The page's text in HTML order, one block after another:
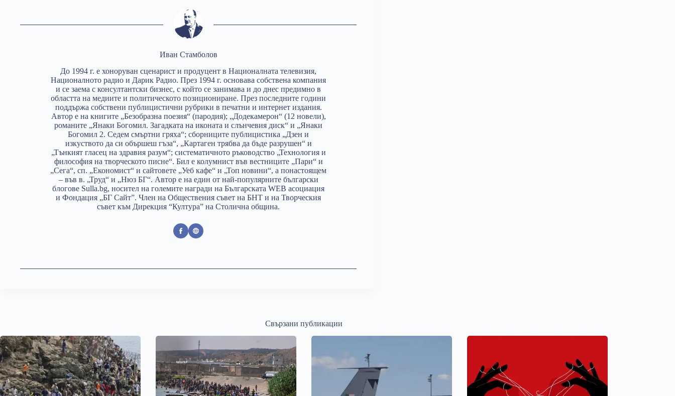
Иван Стамболов
До 1994 г. е хоноруван сценарист и продуцент в Националната телевизия,
Националното радио и Дарик Радио. През 1994 г. основава собствена компания
и се заема с консултантски бизнес, с който се занимава и до днес предимно в
областта на медиите и политическото позициониране. През последните години
поддържа собствени публицистични рубрики в печатни и интернет издания.
Автор е на книгите „Безобразна поезия“ (пародия); „Додекамерон“ (12 новели),
романите „Янаки Богомил. Загадката на иконата и слънчевия диск“ и „Янаки
Богомил 2. Седем смъртни гряха“; сборниците публицистика „Дзен и
изкуството да си обършеш гъза“, „Картаген трябва да бъде разрушен“ и
„Тънкият гласец на здравия разум“; систематичното ръководство „Технология и
философия на творческото писне“. Бил е колумнист във вестниците „Пари“ и
„Сега“, сп. „Економист“ и сайтовете „Уеб кафе“ и „Топ новини“, а понастоящем
– във в. „Труд“ и „Нюз БГ“. Автор е на един от най-популярните български
блогове Sulla.bg, носител на големите награди на Българската WEB асоциация
и Фондация „БГ Сайт”. Член на Обществения съвет на БНТ и на Творческия
съвет към Дирекция “Култура” на Столична община.
Свързани публикации